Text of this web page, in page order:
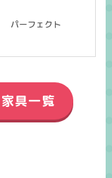
パーフェクト
具一覧